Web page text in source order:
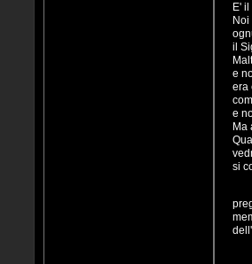
E'
il
e
era
e
Ma
si